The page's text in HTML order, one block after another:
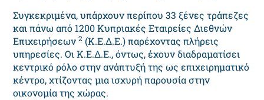
Συγκεκριμένα, υπάρχουν περίπου 33 ξένες τράπεζες
και πάνω από 1200 Κυπριακές Εταιρείες Διεθνών
Επιχειρήσεων2(Κ.Ε.Δ.Ε.) παρέχοντας πλήρεις
υπηρεσίες. Οι Κ.Ε.Δ.Ε., όντως, έχουν διαδραματίσει
κεντρικό ρόλο στην ανάπτυξή της ως επιχειρηματικό
κέντρο, χτίζοντας μια ισχυρή παρουσία στην
οικονομία της χώρας.